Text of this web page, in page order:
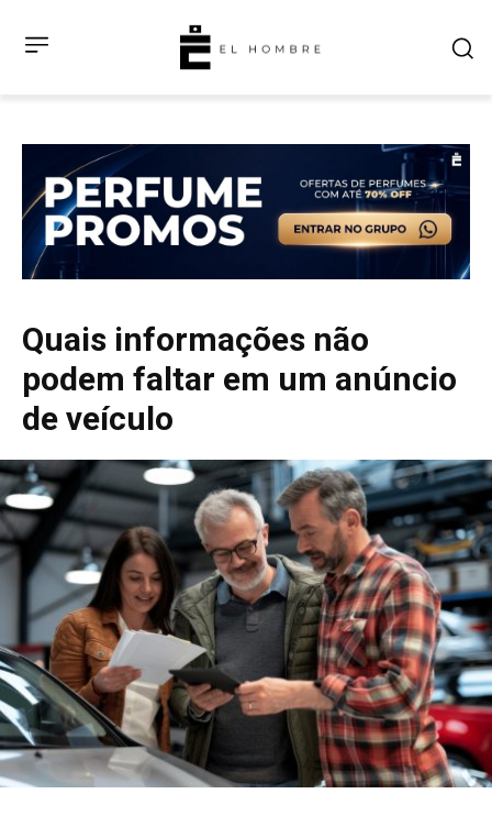
Quais informações não
podem faltar em um anúncio
de veículo